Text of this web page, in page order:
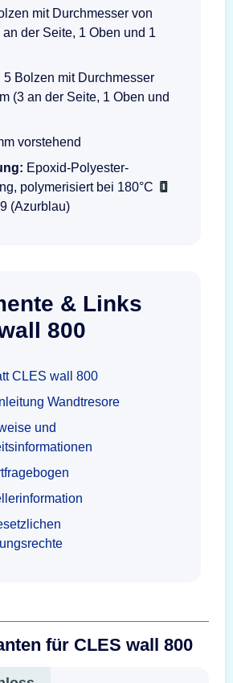
mit Durchmesser von
an der Seite, 1 Oben und 1
5 Bolzen mit Durchmesser
(3 an der Seite, 1 Oben und
vorstehend
Epoxid-Polyester-
polymerisiert bei 180°C
(Azurblau)
& Links
800
CLES wall 800
Wandtresore
und
für CLES wall 800